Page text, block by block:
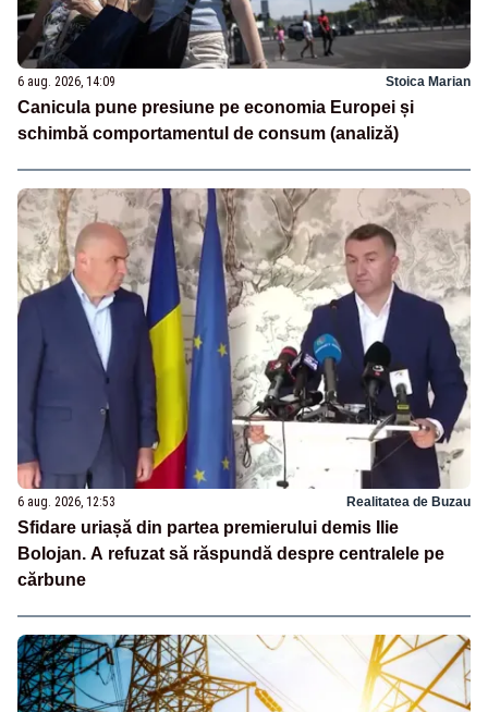
6 aug. 2026, 14:09 Stoica Marian
Canicula pune presiune pe economia Europei și
schimbă comportamentul de consum (analiză)
6 aug. 2026, 12:53 Realitatea de Buzau
Sfidare uriașă din partea premierului demis Ilie
Bolojan. A refuzat să răspundă despre centralele pe
cărbune